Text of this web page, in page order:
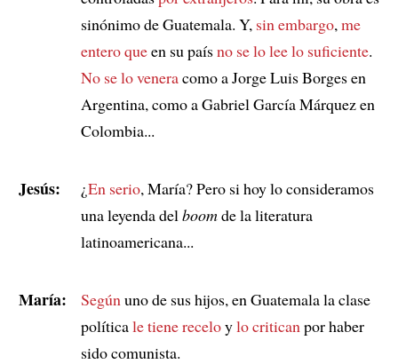
sinónimo de Guatemala. Y, sin embargo, me
entero queen su paísno se lo lee lo suficiente.
No se lo veneracomo a Jorge Luis Borges en
Argentina, como a Gabriel García Márquez en
Colombia...
Jesús: ¿En serio, María? Pero si hoy lo consideramos
una leyenda del boomde la literatura
latinoamericana...
María: Según uno de sus hijos, en Guatemala la clase
políticale tiene receloylo critican por haber
sido comunista.